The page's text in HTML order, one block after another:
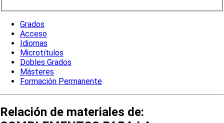
Grados
Acceso
Idiomas
Microtítulos
Dobles Grados
Másteres
Formación Permanente
Relación de materiales de: